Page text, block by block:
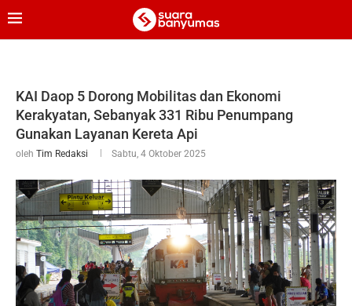
KAI Daop 5 Dorong Mobilitas dan Ekonomi
Kerakyatan, Sebanyak 331 Ribu Penumpang
Gunakan Layanan Kereta Api
oleh Tim Redaksi Sabtu, 4 Oktober 2025